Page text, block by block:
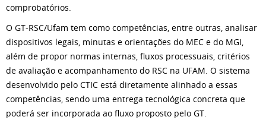
comprobatórios.
O GT-RSC/Ufam tem como competências, entre outras, analisar
dispositivos legais, minutas e orientações do MEC e do MGI,
além de propor normas internas, fluxos processuais, critérios
de avaliação e acompanhamento do RSC na UFAM. O sistema
desenvolvido pelo CTIC está diretamente alinhado a essas
competências, sendo uma entrega tecnológica concreta que
poderá ser incorporada ao fluxo proposto pelo GT.